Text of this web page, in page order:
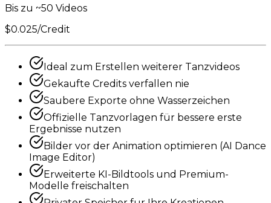
Bis zu ~50 Videos
$0.025/Credit
Ideal zum Erstellen weiterer Tanzvideos
Gekaufte Credits verfallen nie
Saubere Exporte ohne Wasserzeichen
Offizielle Tanzvorlagen für bessere erste
Ergebnisse nutzen
Bilder vor der Animation optimieren (AI Dance
Image Editor)
Erweiterte KI-Bildtools und Premium-
Modelle freischalten